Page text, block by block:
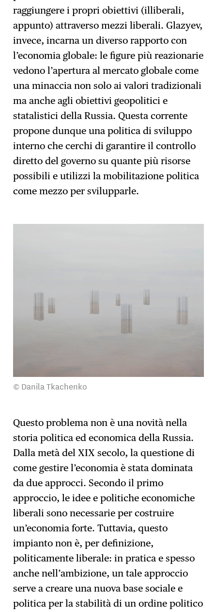
raggiungere i propri obiettivi (illiberali,
appunto) attraverso mezzi liberali. Glazyev,
invece, incarna un diverso rapporto con
l’economia globale: le figure più reazionarie
vedono l’apertura al mercato globale come
una minaccia non solo ai valori tradizionali
ma anche agli obiettivi geopolitici e
statalistici della Russia. Questa corrente
propone dunque una politica di sviluppo
interno che cerchi di garantire il controllo
diretto del governo su quante più risorse
possibili e utilizzi la mobilitazione politica
come mezzo per svilupparle.
© Danila Tkachenko
Questo problema non è una novità nella
storia politica ed economica della Russia.
Dalla metà del XIX secolo, la questione di
come gestire l’economia è stata dominata
da due approcci. Secondo il primo
approccio, le idee e politiche economiche
liberali sono necessarie per costruire
un’economia forte. Tuttavia, questo
impianto non è, per definizione,
politicamente liberale: in pratica e spesso
anche nell’ambizione, un tale approccio
serve a creare una nuova base sociale e
politica per la stabilità di un ordine politico